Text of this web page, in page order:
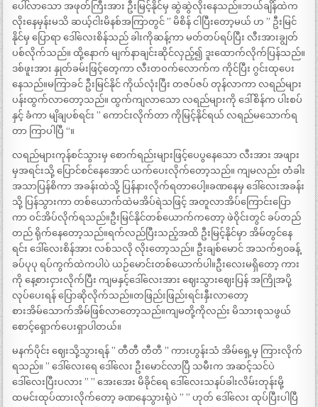
ပေါ်လာသော အဖုတ်ကြီးအား ဦးမြင့်နိုင်မှ ဆွဲဆွဲလိုးနေသည်။ဘယ်ချိန်ထဲက
လိုးနေမှန်းမသိ ဆယ့်ငါးမိနစ်အကြာတွင် ” မိစိန် ငါပြီးတော့မယ် ဟ ” ဦးမြင်
နိုင်မှ ပြောရာ ဒေါ်လေးစိန်သည် ခါးကိုဆန့်ကာ မတ်တပ်ရပ်ပြီး လီးအားချွတ်
ပစ်လိုက်သည်။ ထို့နောက် မျက်နာချင်းဆိုင်လှည့်၍ ဒူးထောက်လိုက်ပြန်သည်။
ဒစ်ဖူးအား နှုတ်ခမ်းဖြင့်တေ့ကာ လီးတဝက်လောက်က ကိုင်ပြီး ဂွင်းထုပေး
နေသည်။မကြာခင် ဦးမြင်နိုင် ကိုယ်လုံးပြီး တဇပ်ဇပ် တုန်လာကာ လရည်များ
ပန်းထွက်လာတော့သည်။ ထွက်ကျလာသော လရည်များကို ဒေါ်စိန်က ပါးစပ်
နှင့် ခံကာ မျိချပစ်ရင်း ” ကောင်းလိုက်တာ ကိုမြင့်နိုင်ရယ် လရည်မသောက်ရ
တာ ကြာပါပြီ “။
လရည်များကုန်စင်သွားမှ စောက်ရည်းများဖြင့်ပေပွနေသော လီးအား အဖျား
မှအရင်းသို့ ပြောင်စင်နေအောင် ယက်ပေးလိုက်တော့သည်။ ကျမလည်း တံခါး
အသာပြန်စိကာ အခန်းထဲသို့ ပြန်နားလိုက်ရတာပေါ့။ခဏနေမှ ဒေါ်လေးအခန်း
သို့ ပြန်သွားကာ တစ်ယောက်ထဲမအိပ်ရဲသဖြင့် အတူလာအိပ်ကြောင်းပြော
ကာ ဝင်အိပ်လိုက်ရသည်။ဦးမြင်နိုင်တစ်ယောက်ကတော့ ဖဲဝိုင်းတွင် ခပ်တည်
တည် ရိုက်နေတော့သည်။ရက်လည်ပြီးသည့်အထိ ဦးမြင့်နိုင်မှာ အိမ်တွင်နေ
ရင်း ဒေါ်လေးစိန်အား လစ်သလို လိုးတော့သည်။ ဦးချစ်မောင် အသက်၅၀ခန့်
ခပ်ပုပု ရပ်ကွက်ထဲကပါပဲ ယဉ်မောင်းတစ်ယောက်ပါ။ဦးလေးမရှိတော့ ကား
ကို နေ့စားငှားလိုက်ပြီး ကျမနှင့်ဒေါ်လေးအား ဈေးသွားဈေးပြန် အကြိုအပို့
လုပ်ပေးရန် ပြောဆိုလိုက်သည်။တဖြည်းဖြည်းရင်းနှီးလာတော့
စားအိမ်သောက်အိမ်ဖြစ်လာတော့သည်။ကျမတို့ကိုလည်း မိသားစုသဖွယ်
စောင့်ရှောက်ပေးရှာပါတယ်။
မနက်ပိုင်း ဈေးသို့သွားရန် ” တီတီ တီတီ ” ကားဟွန်းသံ အိမ်ရှေ့မှ ကြားလိုက်
ရသည်။ ” ဒေါ်လေးရေ ဒေါ်လေး ဦးမောင်လာပြီ သမီးက အဆင့်သင်ပဲ
ဒေါ်လေးပြီးပလား ” ” အေးအေး မိခိုင်ရေ ဒေါ်လေးသနပ်ခါးလိမ်းတုန်းမို့
ထမင်းထုပ်ထားလိုက်တော့ ခဏနေသွားရုံပဲ ” ” ဟုတ် ဒေါ်လေး ထုပ်ပြီးပါပြီ